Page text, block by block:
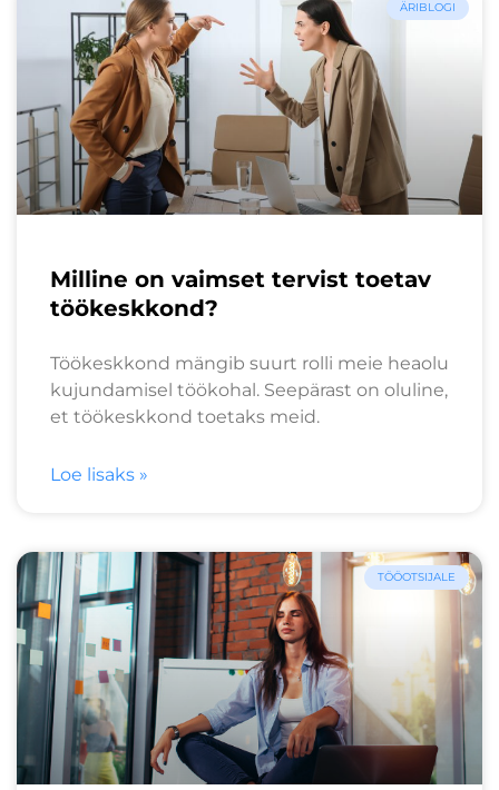
ÄRIBLOGI
Milline on vaimset tervist toetav
töökeskkond?
Töökeskkond mängib suurt rolli meie heaolu
kujundamisel töökohal. Seepärast on oluline,
et töökeskkond toetaks meid.
Loe lisaks »
TÖÖOTSIJALE